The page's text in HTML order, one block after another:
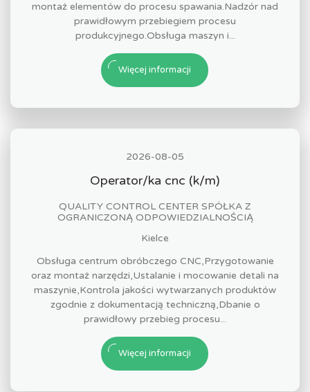
montaż elementów do procesu spawania.Nadzór nad
prawidłowym przebiegiem procesu
produkcyjnego.Obsługa maszyn i...
Więcej informacji
2026-08-05
Operator/ka cnc (k/m)
QUALITY CONTROL CENTER SPÓŁKA Z
OGRANICZONĄ ODPOWIEDZIALNOŚCIĄ
Kielce
Obsługa centrum obróbczego CNC,Przygotowanie
oraz montaż narzędzi,Ustalanie i mocowanie detali na
maszynie,Kontrola jakości wytwarzanych produktów
zgodnie z dokumentacją techniczną,Dbanie o
prawidłowy przebieg procesu...
Więcej informacji